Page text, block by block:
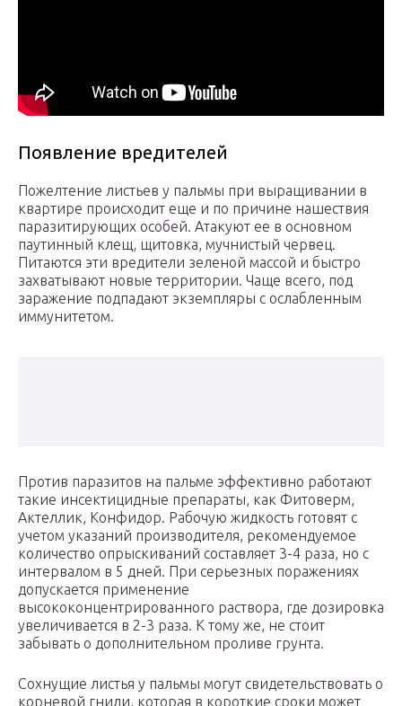
Появление вредителей
Пожелтение листьев у пальмы при выращивании в
квартире происходит еще и по причине нашествия
паразитирующих особей. Атакуют ее в основном
паутинный клещ, щитовка, мучнистый червец.
Питаются эти вредители зеленой массой и быстро
захватывают новые территории. Чаще всего, под
заражение подпадают экземпляры с ослабленным
иммунитетом.
Против паразитов на пальме эффективно работают
такие инсектицидные препараты, как Фитоверм,
Актеллик, Конфидор. Рабочую жидкость готовят с
учетом указаний производителя, рекомендуемое
количество опрыскиваний составляет 3-4 раза, но с
интервалом в 5 дней. При серьезных поражениях
допускается применение
высококонцентрированного раствора, где дозировка
увеличивается в 2-3 раза. К тому же, не стоит
забывать о дополнительном проливе грунта.
Сохнущие листья у пальмы могут свидетельствовать о
корневой гнили, которая в короткие сроки может